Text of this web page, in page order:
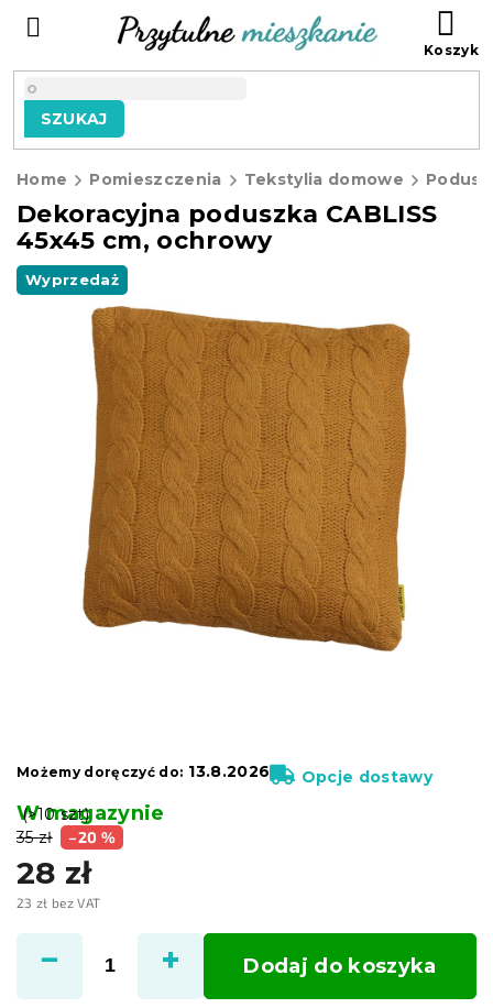
SZUKAJ
Home Pomieszczenia Tekstylia domowe
Dekoracyjna poduszka CABLISS
45x45 cm, ochrowy
Wyprzedaż
35 zł –20 %
28 zł
23 zł bez VAT
jednostkowa:
W magazynie
(>10 szt)
Możemy doręczyć do: 13.8.2026 Opcje dostawy
Dodaj do koszyka